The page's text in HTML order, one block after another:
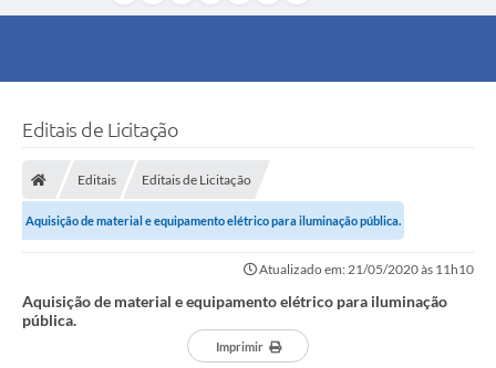
Editais de Licitação
Editais Editais de Licitação
Aquisição de material e equipamento elétrico para iluminação pública.
Atualizado em: 21/05/2020 às 11h10
Aquisição de material e equipamento elétrico para iluminação
pública.
Imprimir